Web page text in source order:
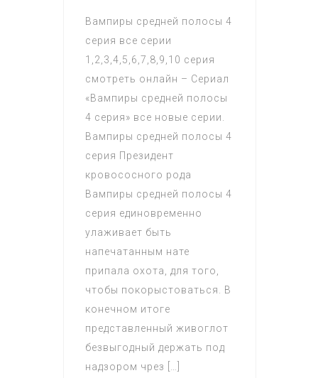
Вампиры средней полосы 4
серия все серии
1,2,3,4,5,6,7,8,9,10 серия
смотреть онлайн – Сериал
«Вампиры средней полосы
4 серия» все новые серии.
Вампиры средней полосы 4
серия Президент
кровососного рода
Вампиры средней полосы 4
серия единовременно
улаживает быть
напечатанным нате
припала охота, для того,
чтобы покорыстоваться. В
конечном итоге
представленный живоглот
безвыгодный держать под
надзором чрез […]